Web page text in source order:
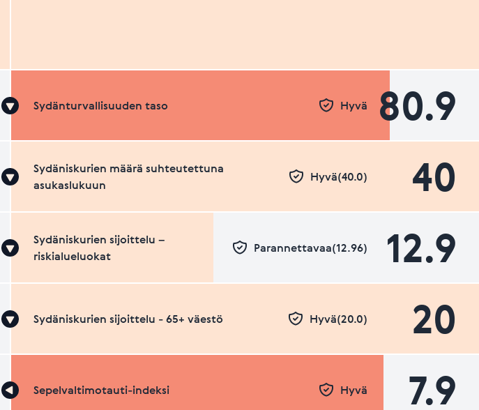
Sydänturvallisuuden taso 80.9
Hyvä
Sydäniskurien määrä suhteutettuna
asukaslukuun
40
Hyvä(40.0)
Sydäniskurien sijoittelu –
riskialueluokat
12.9
Parannettavaa(12.96)
Sydäniskurien sijoittelu - 65+ väestö 20
Hyvä(20.0)
Sepelvaltimotauti-indeksi 7.9
Hyvä